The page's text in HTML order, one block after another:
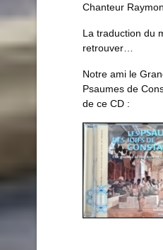
Chanteur
La traduction du
retrouver…
Notre ami le
Psaumes de
de ce CD :